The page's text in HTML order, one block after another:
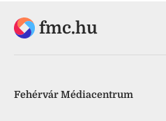
fmc.hu
Fehérvár Médiacentrum